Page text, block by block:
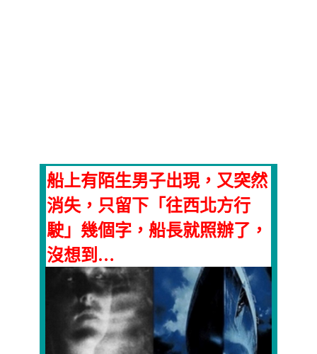
船上有陌生男子出現，又突然
消失，只留下「往西北方行
駛」幾個字，船長就照辦了，
沒想到…